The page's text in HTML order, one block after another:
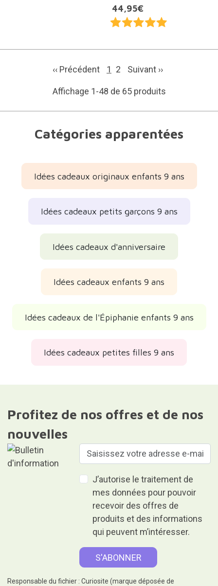
44,95€
‹‹ Précédent 1 2 Suivant ››
Affichage 1-48 de 65 produits
Catégories apparentées
Idées cadeaux originaux enfants 9 ans
Idées cadeaux petits garçons 9 ans
Idées cadeaux d'anniversaire
Idées cadeaux enfants 9 ans
Idées cadeaux de l'Épiphanie enfants 9 ans
Idées cadeaux petites filles 9 ans
Profitez de nos offres et de nos
nouvelles
J’autorise le traitement de
mes données pour pouvoir
recevoir des offres de
produits et des informations
qui peuvent m’intéresser.
Responsable du fichier : Curiosite (marque déposée de